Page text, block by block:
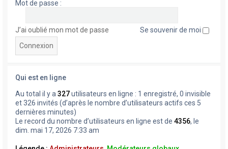
Mot de passe :
J’ai oublié mon mot de passe Se souvenir de moi
Qui est en ligne
Au total il y a 327utilisateurs en ligne : 1 enregistré, 0 invisible
et 326 invités (d’après le nombre d’utilisateurs actifs ces 5
dernières minutes)
Le record du nombre d’utilisateurs en ligne est de 4356, le
dim. mai 17, 2026 7:33 am